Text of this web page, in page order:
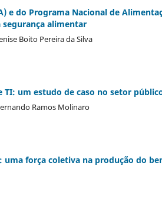
e do Programa Nacional de
alimentar
Boito Pereira da Silva
um estudo de caso no setor
Ramos Molinaro
uma força coletiva na produção do